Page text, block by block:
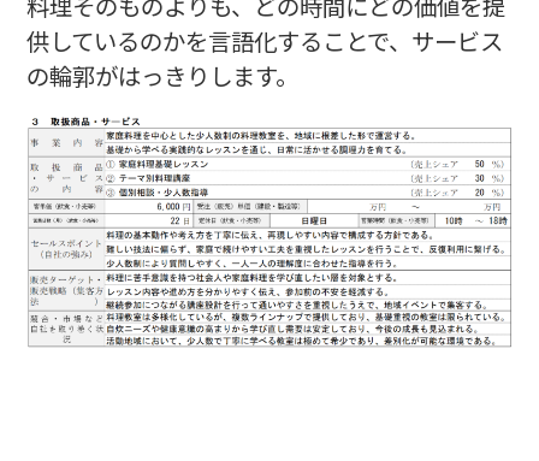
供しているのかを言語化することで、サービス
の輪郭がはっきりします。